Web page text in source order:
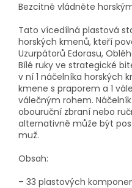
Bezcitně vládněte
Tato vícedílná plastová
horských kmenů, kteří
Uzurpátorů Edorasu,
Bílé ruky ve strategické
v ní 1 náčelníka horských
kmene s praporem a 1
válečným rohem.
obouruční zbraní nebo
alternativně může být
muž.
Obsah:
– 33 plastových